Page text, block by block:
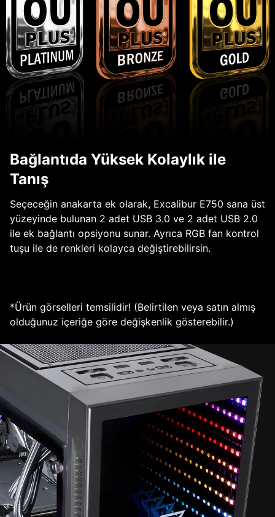
Bağlantıda Yüksek Kolaylık ile
Tanış
Seçeceğin anakarta ek olarak, Excalibur E750 sana üst
yüzeyinde bulunan 2 adet USB 3.0 ve 2 adet USB 2.0
ile ek bağlantı opsiyonu sunar. Ayrıca RGB fan kontrol
tuşu ile de renkleri kolayca değiştirebilirsin.
*Ürün görselleri temsilidir! (Belirtilen veya satın almış
olduğunuz içeriğe göre değişkenlik gösterebilir.)